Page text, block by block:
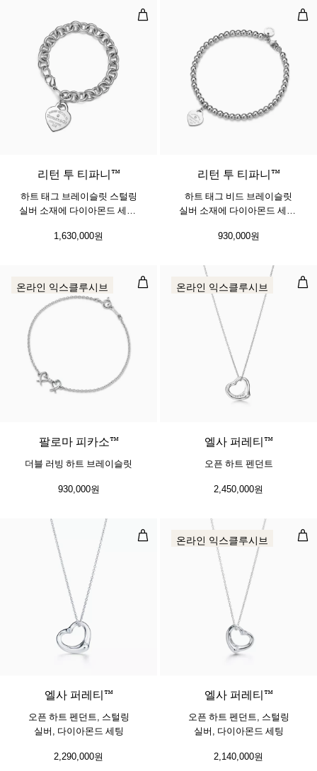
하트 태그 브레이슬릿 스털링 실버
리턴 투 티파니™
하트 태그 브레이슬릿 스털링
실버 소재에 다이아몬드 세팅,
1,630,000원
하
리턴 투 티파니™
하트 태그 비드 브레이슬릿
실버 소재에 다이아몬드 세팅,
930,000원
더블 러빙 하트 브레이슬릿
온라인 익스클루시브
팔로마 피카소™
더블 러빙 하트 브레이슬릿
930,000원
오
온라인 익스클루시브
엘사 퍼레티™
오픈 하트 펜던트
2,450,000원
오픈 하트 펜던트, 스털링 실버, 다
엘사 퍼레티™
오픈 하트 펜던트, 스털링
실버, 다이아몬드 세팅
2,290,000원
오
온라인 익스클루시브
엘사 퍼레티™
오픈 하트 펜던트, 스털링
실버, 다이아몬드 세팅
2,140,000원